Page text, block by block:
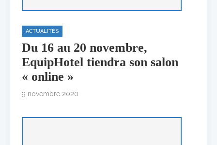
ACTUALITÉS
Du 16 au 20 novembre,
EquipHotel tiendra son salon
« online »
9 novembre 2020